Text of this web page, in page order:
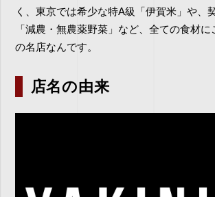
く、東京では希少な特A級「伊賀米」や、
「減農・無農薬野菜」など、全ての食材
の名店なんです。
店名の由来